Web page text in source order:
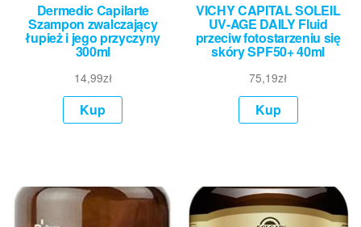
Dermedic Capilarte
Szampon zwalczający
łupież i jego przyczyny
300ml
14,99zł
Kup
VICHY CAPITAL SOLEIL
UV-AGE DAILY Fluid
przeciw fotostarzeniu się
skóry SPF50+ 40ml
75,19zł
Kup